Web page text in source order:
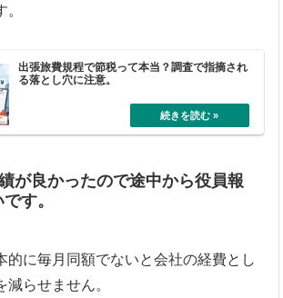
出張旅費規程で節税って本当？調査で指摘され
る落とし穴に注意。
が良かったので途中から役員報
す。
的に毎月同額でないと会社の経費とし
らせません。